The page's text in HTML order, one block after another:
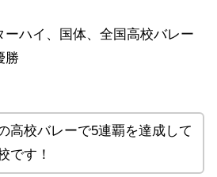
ハイ、国体、全国高校バレー
勝
高校バレーで5連覇を達成して
です！